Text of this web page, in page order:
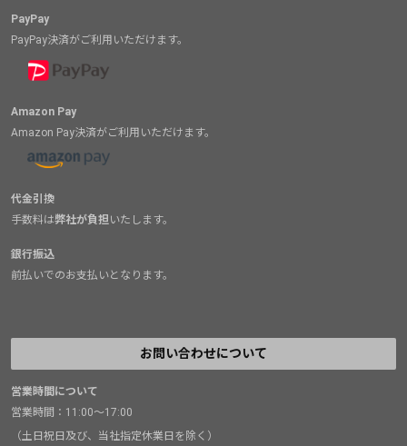
PayPay
PayPay決済がご利用いただけます。
Amazon Pay
Amazon Pay決済がご利用いただけます。
代金引換
手数料は弊社が負担いたします。
銀行振込
前払いでのお支払いとなります。
お問い合わせについて
営業時間について
営業時間：11:00～17:00
（土日祝日及び、当社指定休業日を除く）